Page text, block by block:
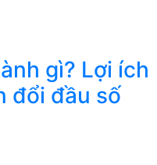
gì? Lợi ích
đổi đầu số